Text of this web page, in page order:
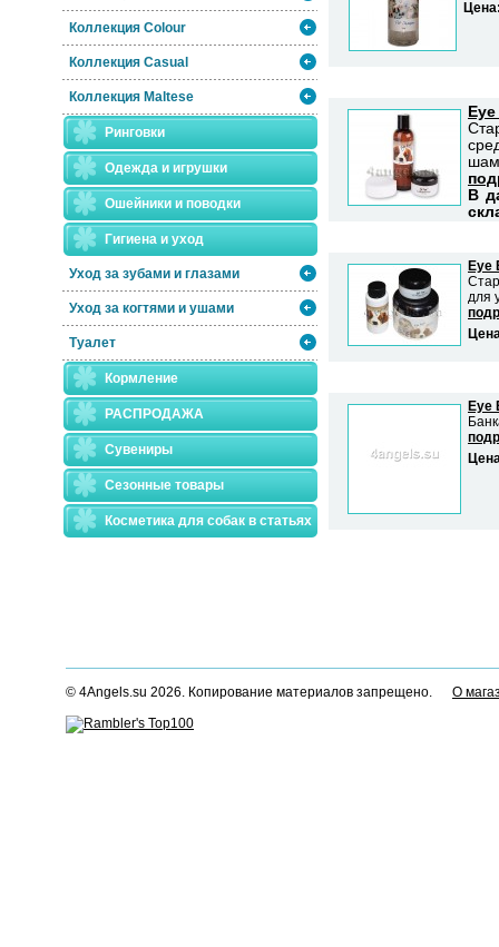
Коллекция Colour
Коллекция Casual
Коллекция Maltese
Ринговки
Одежда и игрушки
Ошейники и поводки
Гигиена и уход
Уход за зубами и глазами
Уход за когтями и ушами
Туалет
Кормление
РАСПРОДАЖА
Сувениры
Сезонные товары
Косметика для собак в статьях
В
Eye
для
Eye
© 4Angels.su 2026. Копирование материалов запрещено. О